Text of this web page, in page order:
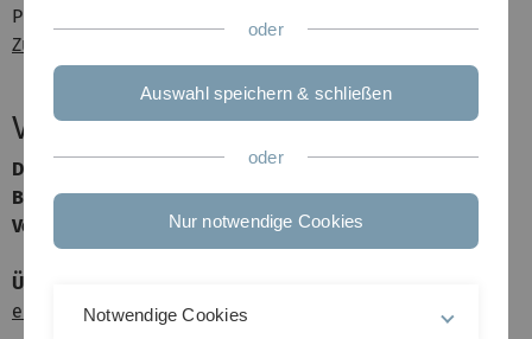
Proseminar: Mo 10:00-12:00 Uhr, Raum 122
Zusatzmaterial
Vorlesung: Neuroinformatik II
Dozenten:
Beginn:15.4.2008
Vorlesung:
Di 10:00-12:00 Uhr, Raum H21
Do 10:00-12:00 Uhr, Raum 123
Übung:
elektronische Pinwand
oder
Auswahl speichern & schließen
oder
Nur notwendige Cookies
Notwendige Cookies